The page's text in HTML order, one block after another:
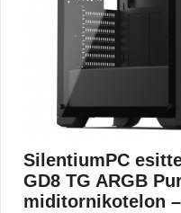
SilentiumPC
GD8 TG ARGB
miditornikotelon